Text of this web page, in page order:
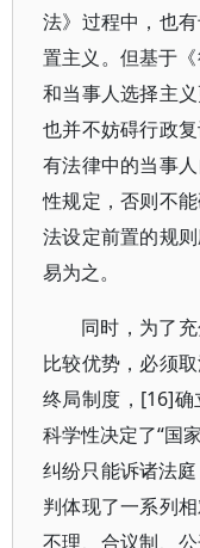
法》过程中，也
置主义。但基于
和当事人选择主
也并不妨碍行政
有法律中的当事
性规定，否则不
法设定前置的规
易为之。
同时，为了
比较优势，必须
终局制度，[16]
科学性决定了“国
纠纷只能诉诸法
判体现了一系列
不理、合议制、